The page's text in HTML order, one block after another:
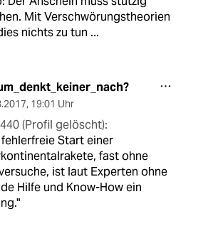
Mit Verschwörungstheorien
nichts zu tun ...
, 19:01 Uhr
(Profil gelöscht):
fehlerfreie Start einer
fast ohne
ist laut Experten ohne
Hilfe und Know-How ein